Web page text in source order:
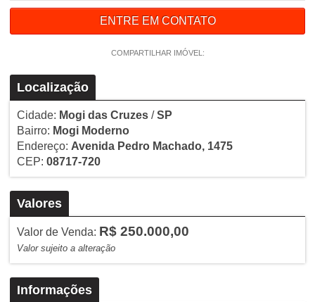
ENTRE EM CONTATO
COMPARTILHAR IMÓVEL:
Localização
Cidade: Mogi das Cruzes/SP
Bairro: Mogi Moderno
Endereço: Avenida Pedro Machado, 1475
CEP: 08717-720
Valores
Valor de Venda: R$ 250.000,00
Valor sujeito a alteração
Informações